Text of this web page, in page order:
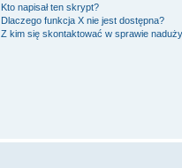
Kto napisał ten skrypt?
Dlaczego funkcja X nie jest dostępna?
Z kim się skontaktować w sprawie